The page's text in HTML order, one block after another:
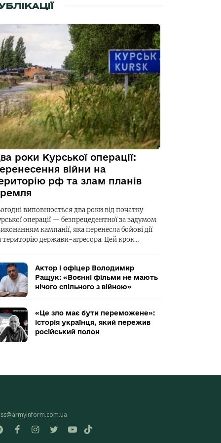
роки Курської операції:
війни на
рф та злам планів
виповнюється два роки від початку
операції — безпрецедентної за задумом
кампанії, яка перенесла бойові дії
територію держави-агресора. Цей крок…
Актор і офіцер Володимир
Ращук: «Воєнні фільми не мають
нічого спільного з війною»
«Це зло має бути переможене»:
історія українця, який пережив
російський полон